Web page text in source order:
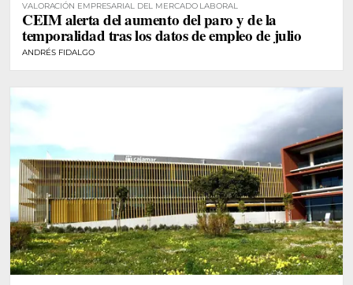
VALORACIÓN EMPRESARIAL DEL MERCADO LABORAL
CEIM alerta del aumento del paro y de la
temporalidad tras los datos de empleo de julio
ANDRÉS FIDALGO